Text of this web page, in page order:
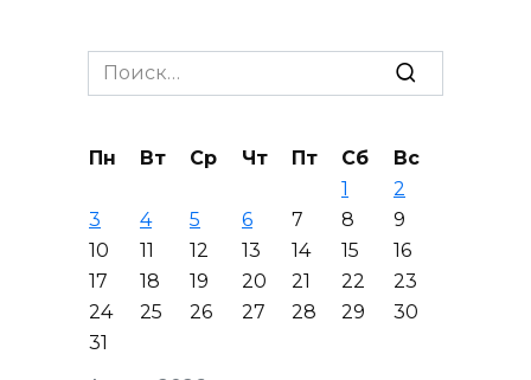
Search
for:
Пн Вт Ср Чт Пт Сб
Вс
1
2
3
4 5 6 7 8
9
10
11 12 13 14 15
16
17
18 19 20 21 22
23
24
25 26 27 28 29
30
31